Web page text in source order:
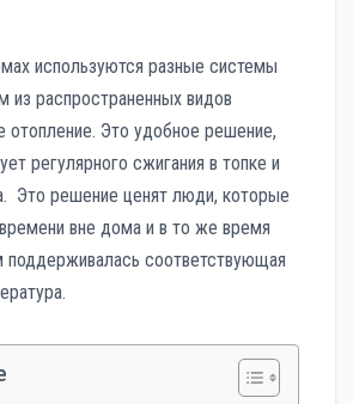
используются разные системы
из распространенных видов
отопление. Это удобное решение,
регулярного сжигания в топке и
Это решение ценят люди, которые
вне дома и в то же время
поддерживалась соответствующая